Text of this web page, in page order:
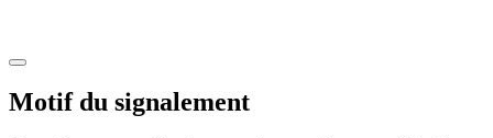
Motif du signalement